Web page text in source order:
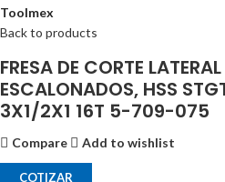
Toolmex
Back to products
FRESA DE CORTE
ESCALONADOS, HSS
3X1/2X1 16T 5-709-075
Compare Add to wishlist
COTIZAR